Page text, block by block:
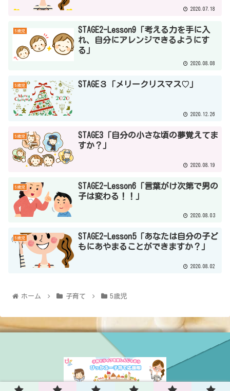
2020.07.18
5歳児
STAGE2-Lesson9「考える力を手に入
れ、自分にアレンジできるようにす
る」
2020.08.08
5歳児 STAGE３「メリークリスマス♡」
2020.12.26
5歳児
STAGE3「自分の小さな頃の夢覚えてま
すか？」
2020.08.19
5歳児
STAGE2-Lesson6「言葉がけ次第で男の
子は変わる！！」
2020.08.03
5歳児
STAGE2-Lesson5「あなたは自分の子ど
もにあやまることができますか？」
2020.08.02
ホーム 子育て 5歳児